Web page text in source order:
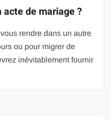
de mariage ?
rendre dans un autre
ou pour migrer de
inévitablement fournir